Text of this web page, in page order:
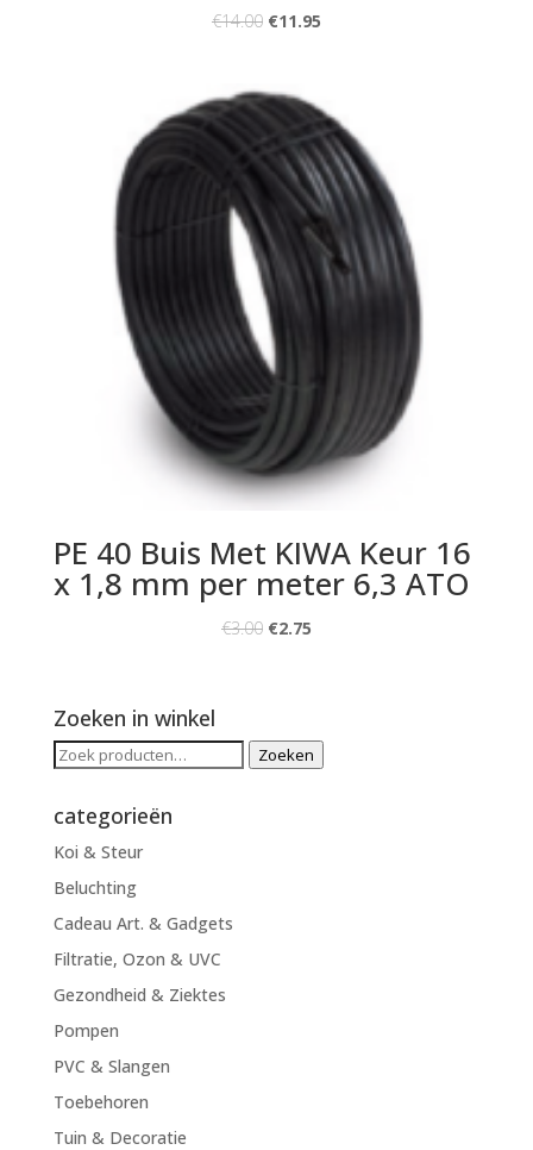
€14.00 €11.95
PE 40 Buis Met KIWA Keur 16
x 1,8 mm per meter 6,3 ATO
€3.00 €2.75
Zoeken in winkel
Zoeken
Zoeken
categorieën
Koi & Steur
Beluchting
Cadeau Art. & Gadgets
Filtratie, Ozon & UVC
Gezondheid & Ziektes
Pompen
PVC & Slangen
Toebehoren
Tuin & Decoratie